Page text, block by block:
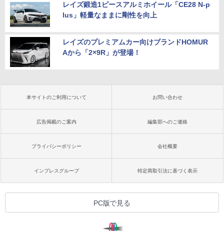
レイズ鍛造1ピースアルミホイール「CE28 N-p
lus」軽量なままに剛性を向上
レイズのプレミアムカー向けブランドHOMUR
Aから「2×9R」が登場！
本サイトのご利用について お問い合わせ
広告掲載のご案内 編集部へのご連絡
プライバシーポリシー 会社概要
インプレスグループ 特定商取引法に基づく表示
PC版で見る